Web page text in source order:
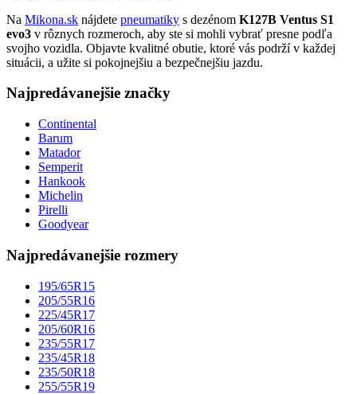
Na Mikona.sk nájdete pneumatiky s dezénom K127B Ventus S1
evo3 v rôznych rozmeroch, aby ste si mohli vybrať presne podľa
svojho vozidla. Objavte kvalitné obutie, ktoré vás podrží v každej
situácii, a užite si pokojnejšiu a bezpečnejšiu jazdu.
Najpredávanejšie značky
Continental
Barum
Matador
Semperit
Hankook
Michelin
Pirelli
Goodyear
Najpredávanejšie rozmery
195/65R15
205/55R16
225/45R17
205/60R16
235/55R17
235/45R18
235/50R18
255/55R19